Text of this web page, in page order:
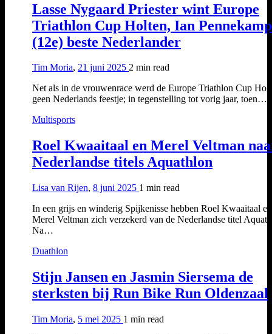
Lasse Nygaard Priester wint Europe
Triathlon Cup Holten, Ian Pennekamp
(12e) beste Nederlander
Tim Moria, 21 juni 2025 2 min read
Net als in de vrouwenrace werd de Europe Triathlon Cup
geen Nederlands feestje; in tegenstelling tot vorig jaar, toen…
Multisports
Roel Kwaaitaal en Merel Veltman
Nederlandse titels Aquathlon
Lisa van Rijen, 8 juni 2025 1 min read
In een grijs en winderig Spijkenisse hebben Roel Kwaaitaal en
Merel Veltman zich verzekerd van de Nederlandse titel
Na…
Duathlon
Stijn Jansen en Jasmin Siersema de
sterksten bij Run Bike Run Oldenzaal
Tim Moria, 5 mei 2025 1 min read